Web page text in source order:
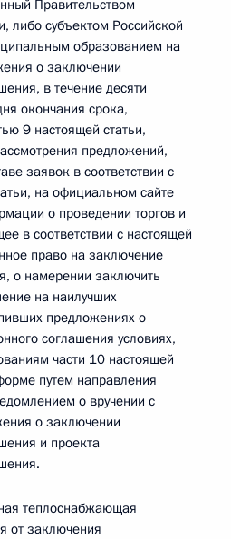
Правительством
либо субъектом Российской
образованием на
о заключении
в течение десяти
окончания срока,
9 настоящей статьи,
предложений,
заявок в соответствии с
на официальном сайте
о проведении торгов и
в соответствии с настоящей
право на заключение
о намерении заключить
на наилучших
предложениях о
соглашения условиях,
части 10 настоящей
путем направления
о вручении с
о заключении
и проекта
теплоснабжающая
от заключения